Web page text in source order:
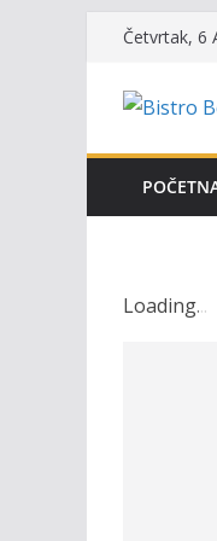
content
Četvrtak, 6
Loading...